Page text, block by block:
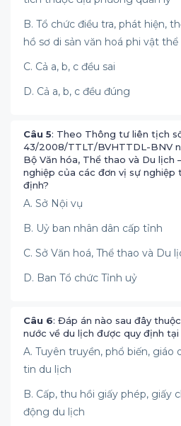
B. Tổ chức điều tra, phát hiện,
hồ sơ di sản văn hoá phi vật
C. Cả a, b, c đều sai
D. Cả a, b, c đều đúng
Câu 5: Theo Thông tư liên tịch
43/2008/TTLT/BVHTTDL-BNV
Bộ Văn hóa, Thể thao và Du lịch
nghiệp của các đơn vị sự nghiệp
định?
A. Sở Nội vụ
B. Uỷ ban nhân dân cấp tỉnh
C. Sở Văn hoá, Thể thao và Du
D. Ban Tổ chức Tỉnh uỷ
Câu 6: Đáp án nào sau đây
nước về du lịch được quy định
A. Tuyên truyền, phổ biến, giáo
tin du lịch
B. Cấp, thu hồi giấy phép, giấy
động du lịch